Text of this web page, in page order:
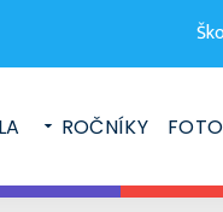
ROČNÍKY